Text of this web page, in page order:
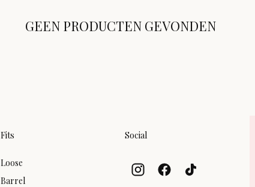
GEEN PRODUCTEN GEVONDEN
Fits
Loose
Barrel
Social